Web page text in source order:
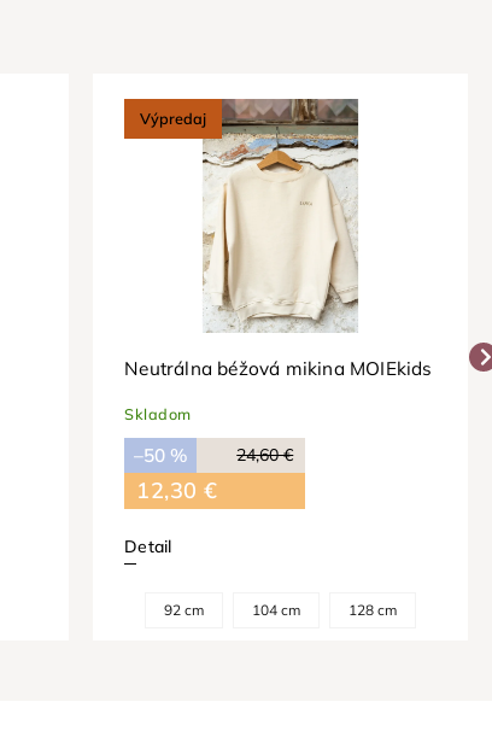
Výpredaj
Neutrálna béžová mikina MOIEkids
Skladom
24,60 €
–50 %
12,30 €
Detail
92 cm 104 cm 128 cm